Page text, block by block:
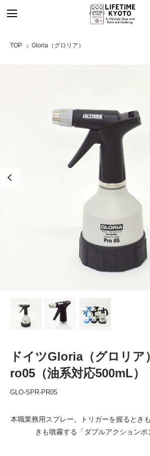
TOP Gloria（グロリア）
ドイツGloria（グロリア
ro05（油系対応500mL）
GLO-SPR-PR05
本職業務用スプレー。トリガーを握るとき
きも噴霧する「ダブルアクションポ